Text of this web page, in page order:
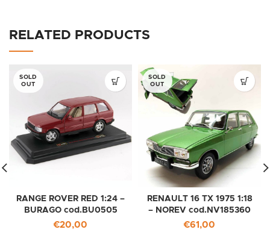
RELATED PRODUCTS
SOLD
OUT
RANGE ROVER RED 1:24 –
BURAGO cod.BU0505
€20,00
SOLD
OUT
RENAULT 16 TX 1975 1:18
– NOREV cod.NV185360
€61,00